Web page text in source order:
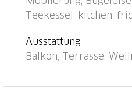
Zentrum zu Fuss in 15
Bushaltestelle "Linie 3 +
"Locarno SBB-CFF" 3 km,
Thermalbad "Termali &
m. Golfplatz (18 Loch) 6
Teekessel, kitchen,
Ausstattung
Balkon, Terrasse,